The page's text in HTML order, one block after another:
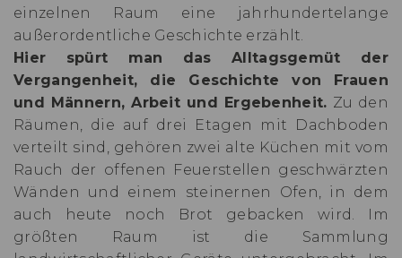
einzelnen Raum eine jahrhundertelange
außerordentliche Geschichte erzählt.
Hier spürt man das Alltagsgemüt der
Vergangenheit, die Geschichte von Frauen
und Männern, Arbeit und Ergebenheit. Zu den
Räumen, die auf drei Etagen mit Dachboden
verteilt sind, gehören zwei alte Küchen mit vom
Rauch der offenen Feuerstellen geschwärzten
Wänden und einem steinernen Ofen, in dem
auch heute noch Brot gebacken wird. Im
größten Raum ist die Sammlung